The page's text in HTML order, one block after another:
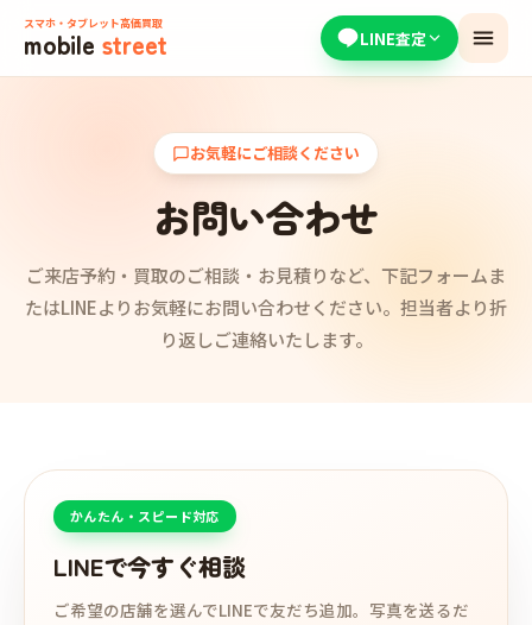
スマホ・タブレット高価買取
mobile street LINE査定
お気軽にご相談ください
お問い合わせ
ご来店予約・買取のご相談・お見積りなど、下記フォームま
たはLINEよりお気軽にお問い合わせください。担当者より折
り返しご連絡いたします。
かんたん・スピード対応
LINEで今すぐ相談
ご希望の店舗を選んでLINEで友だち追加。写真を送るだ